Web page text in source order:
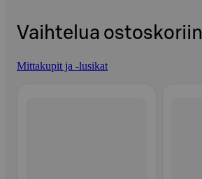
Vaihtelua ostoskoriin
Mittakupit ja -lusikat